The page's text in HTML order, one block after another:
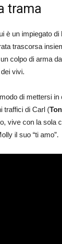
trama
un impiegato di
trascorsa
colpo di arma
vivi.
di mettersi
traffici di Carl (
vive con la sola
il suo “ti amo”.